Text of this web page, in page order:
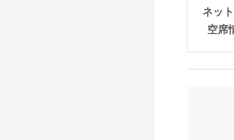
ネッ
空席